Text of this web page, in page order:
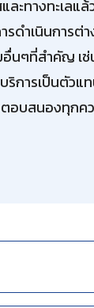
ะทางทะเลแล้
รดำเนินการต่
นๆที่สำคัญ เช่
การเป็นตัวแ
อบสนองทุกค